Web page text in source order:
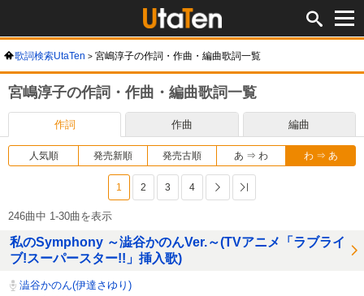
歌詞検索UtaTen 宮嶋淳子の作詞・作曲・編曲歌詞一覧
宮嶋淳子の作詞・作曲・編曲歌詞一覧
作詞 作曲 編曲
人気順 発売新順 発売古順 あ ⇒ わ わ ⇒ あ
1 2 3 4 次へ
246曲中 1-30曲を表示
私のSymphony ～澁谷かのんVer.～(TVアニメ「ラブライ
ブ!スーパースター!!」挿入歌)
澁谷かのん(伊達さゆり)